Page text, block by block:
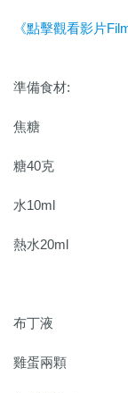
《點擊觀看影片
準備食材:
焦糖
糖40克
水10ml
熱水20ml
布丁液
雞蛋兩顆